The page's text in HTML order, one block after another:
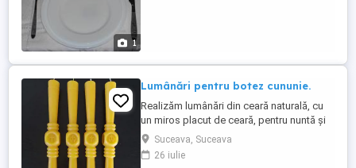
1
Lumânări pentru botez cununie.
Realizăm lumânări din ceară naturală, cu
un miros placut de ceară, pentru nuntă și
botez. Înălțime 50cm.Preț 80lei.
Suceava, Suceava
26 iulie